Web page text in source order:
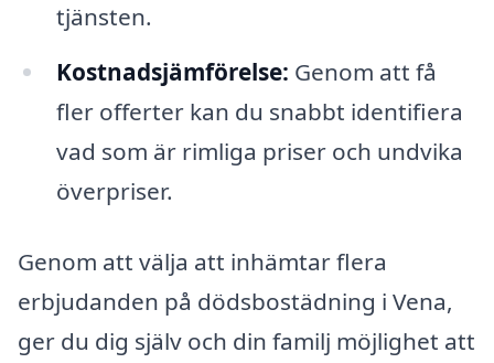
tjänsten.
Kostnadsjämförelse: Genom att få
fler offerter kan du snabbt identifiera
vad som är rimliga priser och undvika
överpriser.
Genom att välja att inhämtar flera
erbjudanden på dödsbostädning i Vena,
ger du dig själv och din familj möjlighet att